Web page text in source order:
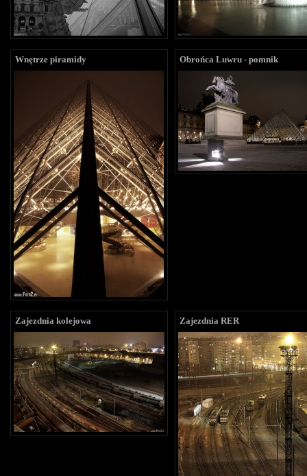
Wnętrze piramidy Obrońca Luwru - pomnik
Zajezdnia kolejowa Zajezdnia RER